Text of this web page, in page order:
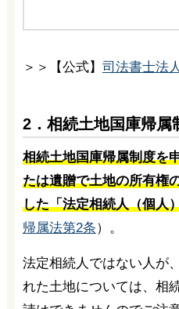
＞＞【公式】 司法書士法
2．相続土地国庫帰属
相続土地国庫帰属制度を
たは遺贈で土地の所有権
した「法定相続人（個人
帰属法第2条）。
法定相続人ではない人が
れた土地については、相